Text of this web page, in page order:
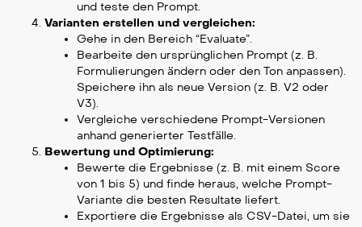
und teste den Prompt.
Varianten erstellen und vergleichen:
Gehe in den Bereich “Evaluate”.
Bearbeite den ursprünglichen Prompt (z. B.
Formulierungen ändern oder den Ton anpassen).
Speichere ihn als neue Version (z. B. V2 oder
V3).
Vergleiche verschiedene Prompt-Versionen
anhand generierter Testfälle.
Bewertung und Optimierung:
Bewerte die Ergebnisse (z. B. mit einem Score
von 1 bis 5) und finde heraus, welche Prompt-
Variante die besten Resultate liefert.
Exportiere die Ergebnisse als CSV-Datei, um sie